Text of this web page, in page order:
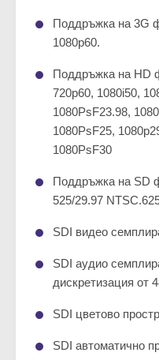
Поддръжка на 3G
1080p60.
Поддръжка на HD
720p60, 1080i50,
1080PsF23.98,
1080PsF25,
1080PsF30
Поддръжка на SD
525/29.97
SDI видео
SDI аудио
дискретизация от
SDI цветово
SDI автоматично